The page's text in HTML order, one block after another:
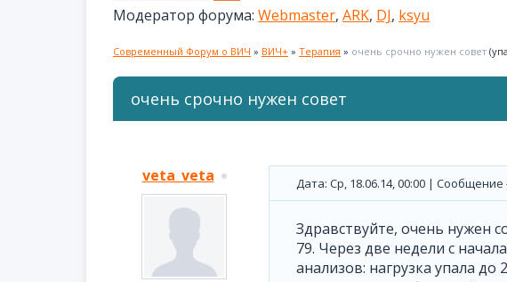
Модератор форума: Webmaster, ARK, DJ, ksyu
Современный Форум о ВИЧ » ВИЧ+ » Терапия » очень срочно нужен совет
очень срочно нужен совет
veta_veta Дата: Ср, 18.06.14, 00:00 | Сообщение
Здравствуйте, очень нужен
79. Через две недели с
анализов: нагрузка упала до